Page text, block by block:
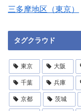
三多摩地区（東京）
タグクラウド
東京 大阪
千葉 兵庫
京都 茨城